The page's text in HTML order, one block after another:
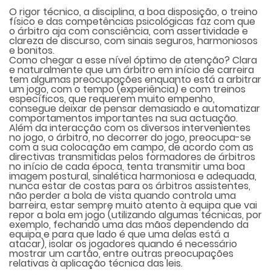
O rigor técnico, a disciplina, a boa disposição, o treino
físico e das competências psicológicas faz com que
o árbitro aja com consciência, com assertividade e
clareza de discurso, com sinais seguros, harmoniosos
e bonitos.
Como chegar a esse nível óptimo de atenção? Clara
e naturalmente que um árbitro em início de carreira
tem algumas preocupações enquanto está a arbitrar
um jogo, com o tempo (experiência) e com treinos
específicos, que requerem muito empenho,
consegue deixar de pensar demasiado e automatizar
comportamentos importantes na sua actuação.
Além da interacção com os diversos intervenientes
no jogo, o árbitro, no decorrer do jogo, preocupa-se
com a sua colocação em campo, de acordo com as
directivas transmitidas pelos formadores de árbitros
no início de cada época, tenta transmitir uma boa
imagem postural, sinalética harmoniosa e adequada,
nunca estar de costas para os árbitros assistentes,
não perder a bola de vista quando controla uma
barreira, estar sempre muito atento à equipa que vai
repor a bola em jogo (utilizando algumas técnicas, por
exemplo, fechando uma das mãos dependendo da
equipa e para que lado é que uma delas está a
atacar), isolar os jogadores quando é necessário
mostrar um cartão, entre outras preocupações
relativas à aplicação técnica das leis.